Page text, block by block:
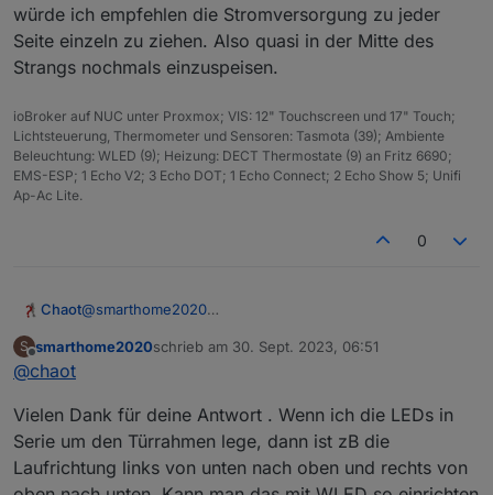
würde ich empfehlen die Stromversorgung zu jeder
Seite einzeln zu ziehen. Also quasi in der Mitte des
Strangs nochmals einzuspeisen.
ioBroker auf NUC unter Proxmox; VIS: 12" Touchscreen und 17" Touch;
Lichtsteuerung, Thermometer und Sensoren: Tasmota (39); Ambiente
Beleuchtung: WLED (9); Heizung: DECT Thermostate (9) an Fritz 6690;
EMS-ESP; 1 Echo V2; 3 Echo DOT; 1 Echo Connect; 2 Echo Show 5; Unifi
Ap-Ac Lite.
0
Chaot@smarthome2020
dann die jeweils 5 Fächer im Controller in 10 Segmente
angesteuert werden kann.
Zusätzlich solltest du einen ESP mit Relais verwenden,
verbrauchen Strom und werden dann auch warm wenn
sie aus sind.
willst würde ich einen ESP32 empfehlen. Der
funktioniert dann einfach etwas flüssiger und kostet
Die Stromzufuhr zu den LEDs kann über das gleiche
Netzteil erfolgen über das auch der ESP versorgt wird.
Ich vermute, dass du die einzelnen Segmente
S
Offline
smarthome2020schrieb am 30. Sept. 2023, 06:51
zuletzt editiert von
@chaot
Vielen Dank für deine Antwort . Wenn ich die LEDs in
Serie um den Türrahmen lege, dann ist zB die
Laufrichtung links von unten nach oben und rechts von